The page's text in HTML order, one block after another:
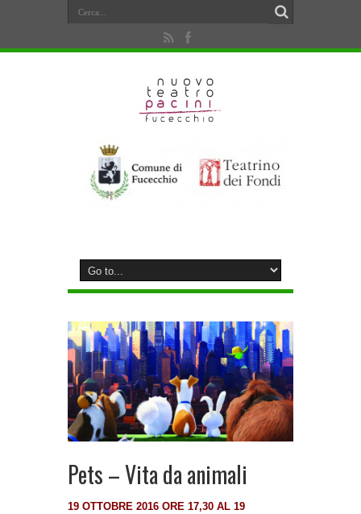
Pets – Vita da animali
19 OTTOBRE 2016 ORE 17,30 AL 19